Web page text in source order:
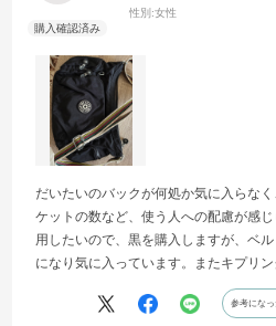
性別:女性
だいたいのバックが何処か気に入らな
ケットの数など、使う人への配慮が感
用したいので、黒を購入しますが、ベ
になり気に入っています。またキプリン
参考になっ